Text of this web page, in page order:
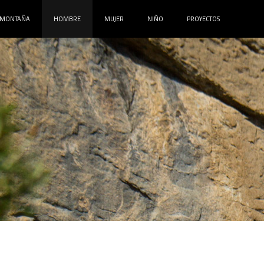
MONTAÑA HOMBRE MUJER NIÑO PROYECTOS